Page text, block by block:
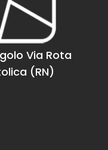
Via Rota
(RN)